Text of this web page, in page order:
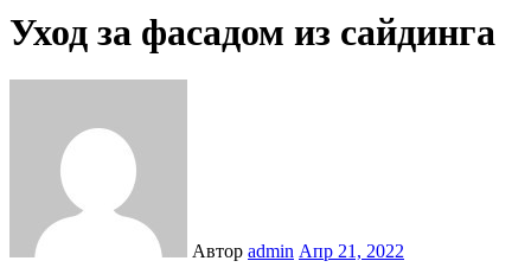
Уход за фасадом из сайдинга
Автор admin Апр 21, 2022